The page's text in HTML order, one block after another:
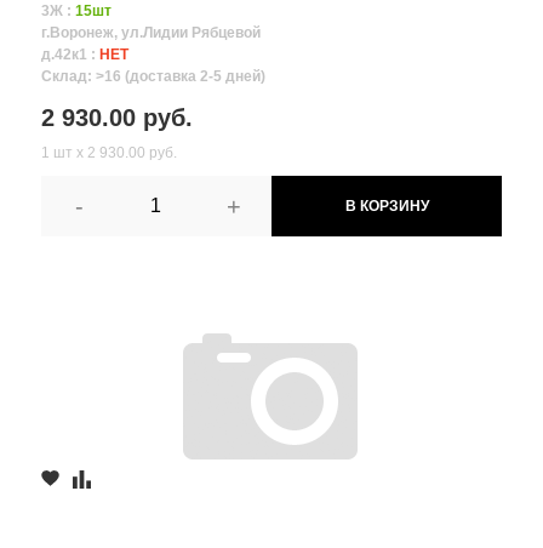
3Ж : 15шт
г.Воронеж, ул.Лидии Рябцевой
д.42к1 : НЕТ
Склад: >16 (доставка 2-5 дней)
2 930.00 руб.
1 шт х 2 930.00 руб.
- + В КОРЗИНУ